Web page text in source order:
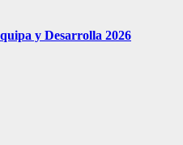
y Desarrolla 2026